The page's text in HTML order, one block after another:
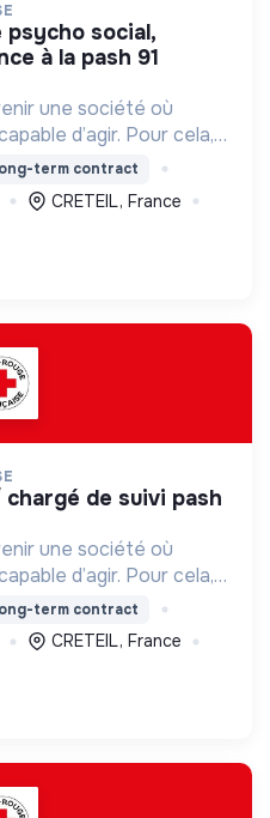
à la pash 91
une société où
d’agir. Pour cela,
et des lieux
adaptés à tous.
term contract
CRETEIL, France
une société où
d’agir. Pour cela,
et des lieux
adaptés à tous.
term contract
CRETEIL, France